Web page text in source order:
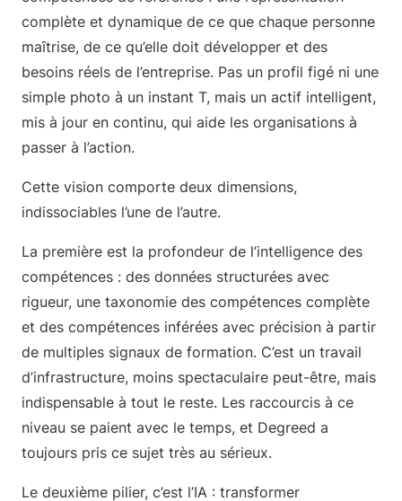
complète et dynamique de ce que chaque personne
maîtrise, de ce qu’elle doit développer et des
besoins réels de l’entreprise. Pas un profil figé ni une
simple photo à un instant T, mais un actif intelligent,
mis à jour en continu, qui aide les organisations à
passer à l’action.
Cette vision comporte deux dimensions,
indissociables l’une de l’autre.
La première est la profondeur de l’intelligence des
compétences : des données structurées avec
rigueur, une taxonomie des compétences complète
et des compétences inférées avec précision à partir
de multiples signaux de formation. C’est un travail
d’infrastructure, moins spectaculaire peut-être, mais
indispensable à tout le reste. Les raccourcis à ce
niveau se paient avec le temps, et Degreed a
toujours pris ce sujet très au sérieux.
Le deuxième pilier, c’est l’IA : transformer